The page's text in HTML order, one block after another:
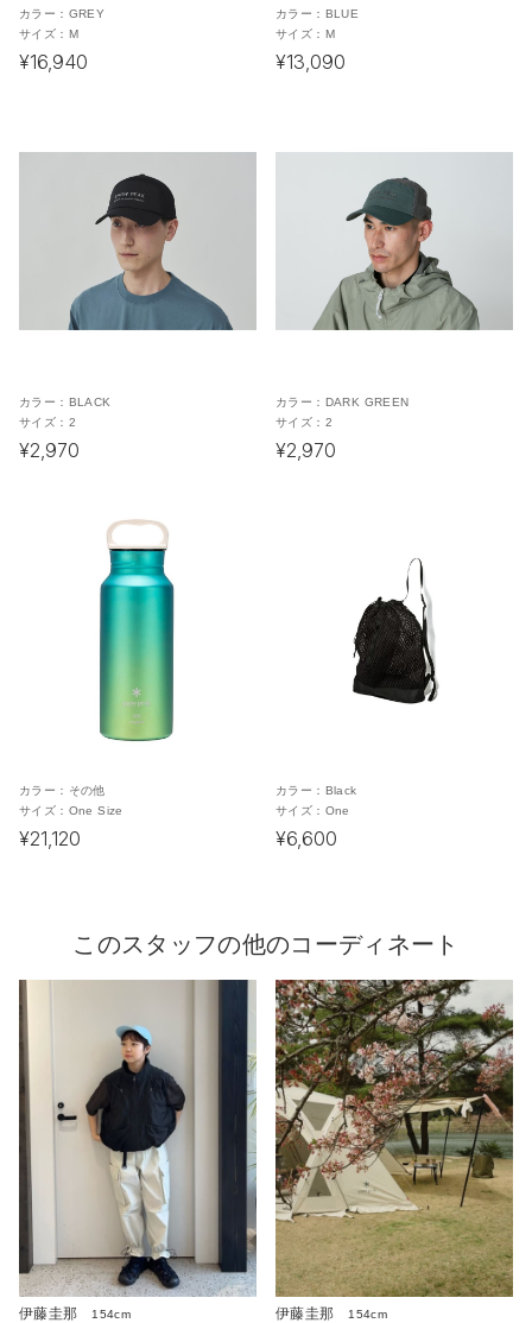
カラー： GREY
サイズ： M
¥16,940
カラー： BLUE
サイズ： M
¥13,090
カラー： BLACK
サイズ： 2
¥2,970
カラー： DARK GREEN
サイズ： 2
¥2,970
カラー： その他
サイズ： One Size
¥21,120
カラー： Black
サイズ： One
¥6,600
このスタッフの他のコーディネート
伊藤圭那
154cm
伊藤圭那
154cm